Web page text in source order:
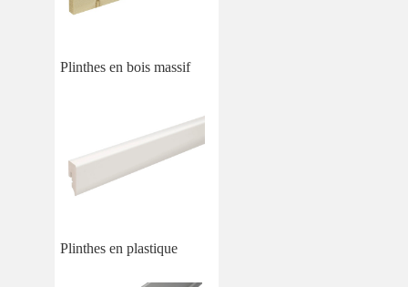
Plinthes en bois massif
Plinthes en plastique